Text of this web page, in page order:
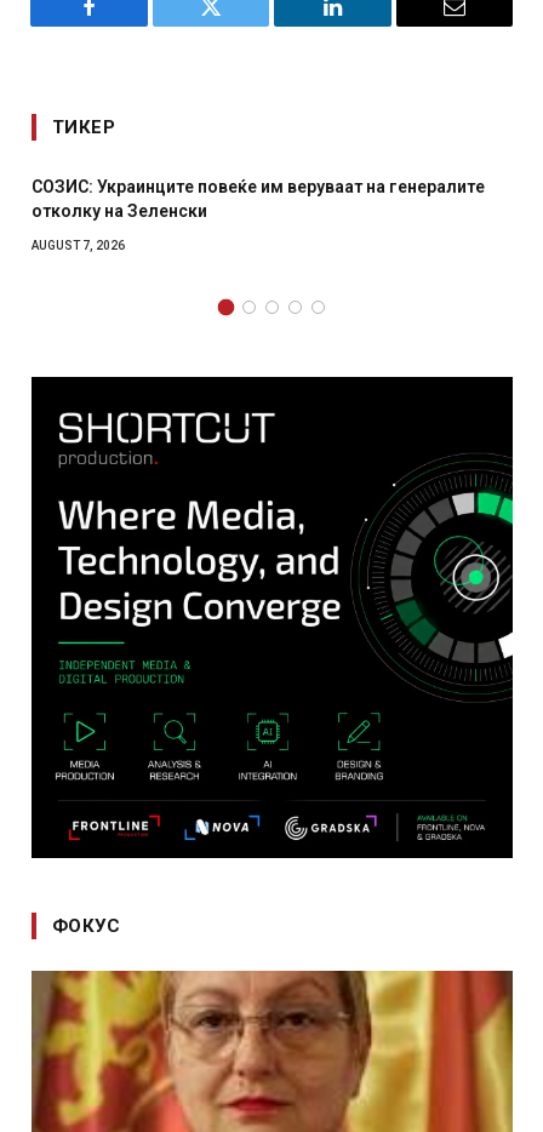
Facebook Twitter LinkedIn Email
ТИКЕР
СОЗИС: Украинците повеќе им веруваат на генералите
отколку на Зеленски
AUGUST 7, 2026
ФОКУС